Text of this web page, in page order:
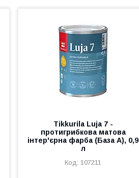
Tikkurila Luja 7 -
протигрибкова матова
інтер'єрна фарба (База А), 0,9
л
107211